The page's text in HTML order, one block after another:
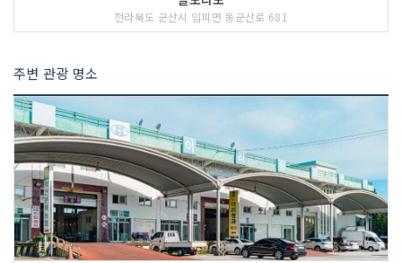
전라북도 군산시 임피면 동군산로 681
주변 관광 명소